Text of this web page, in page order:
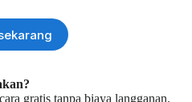
?
gratis tanpa biaya langganan.